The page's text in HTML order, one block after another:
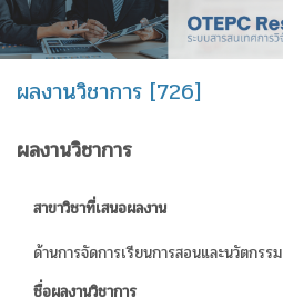
ผลงานวิชาการ [726]
ผลงานวิชาการ
สาขาวิชาที่เสนอผลงาน
ด้านการจัดการเรียนการสอนและนวัตกรรม
ชื่อผลงานวิชาการ